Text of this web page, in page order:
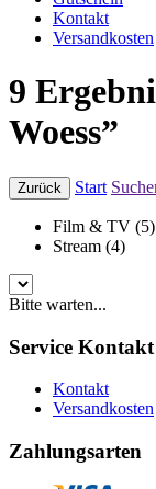
Kontakt
Versandkosten
9
Woess”
Zurück Start
Film & TV (5)
Stream (4)
Bitte warten...
Service Kontakt
Kontakt
Versandkosten
Zahlungsarten